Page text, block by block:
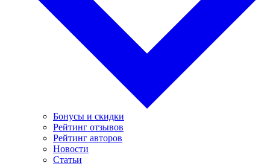
Бонусы и скидки
Рейтинг отзывов
Рейтинг авторов
Новости
Статьи